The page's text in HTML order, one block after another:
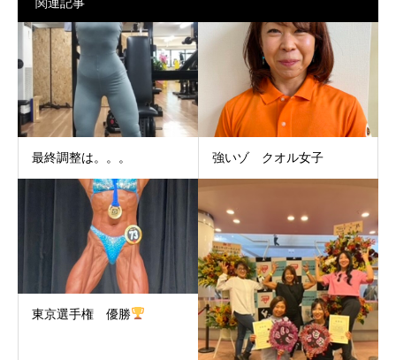
最終調整は。。。 強いゾ クオル女子
東京選手権 優勝